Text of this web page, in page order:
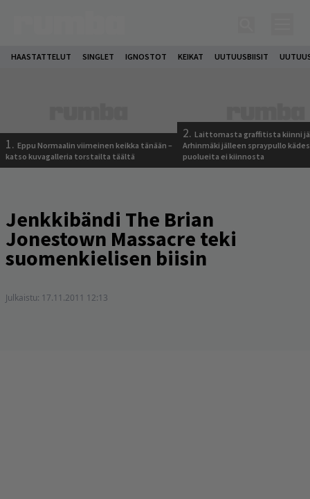
HAASTATTELUT SINGLET IGNOSTOT KEIKAT UUTUUSBIISIT
1. Eppu Normaalin viimeinen keikka tänään –
katso kuvagalleria torstailta täältä
2. Laittomasta graffitista kiinni
Arhinmäki jälleen spraypullo
puolueita ei kiinnosta
Jenkkibändi The Brian
Jonestown Massacre teki
suomenkielisen biisin
Julkaistu: 17.11.2011 12:13